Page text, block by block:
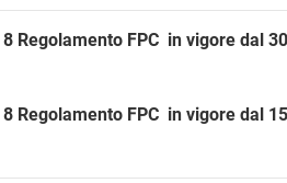
Regolamento FPC in vigore dal
Regolamento FPC in vigore dal